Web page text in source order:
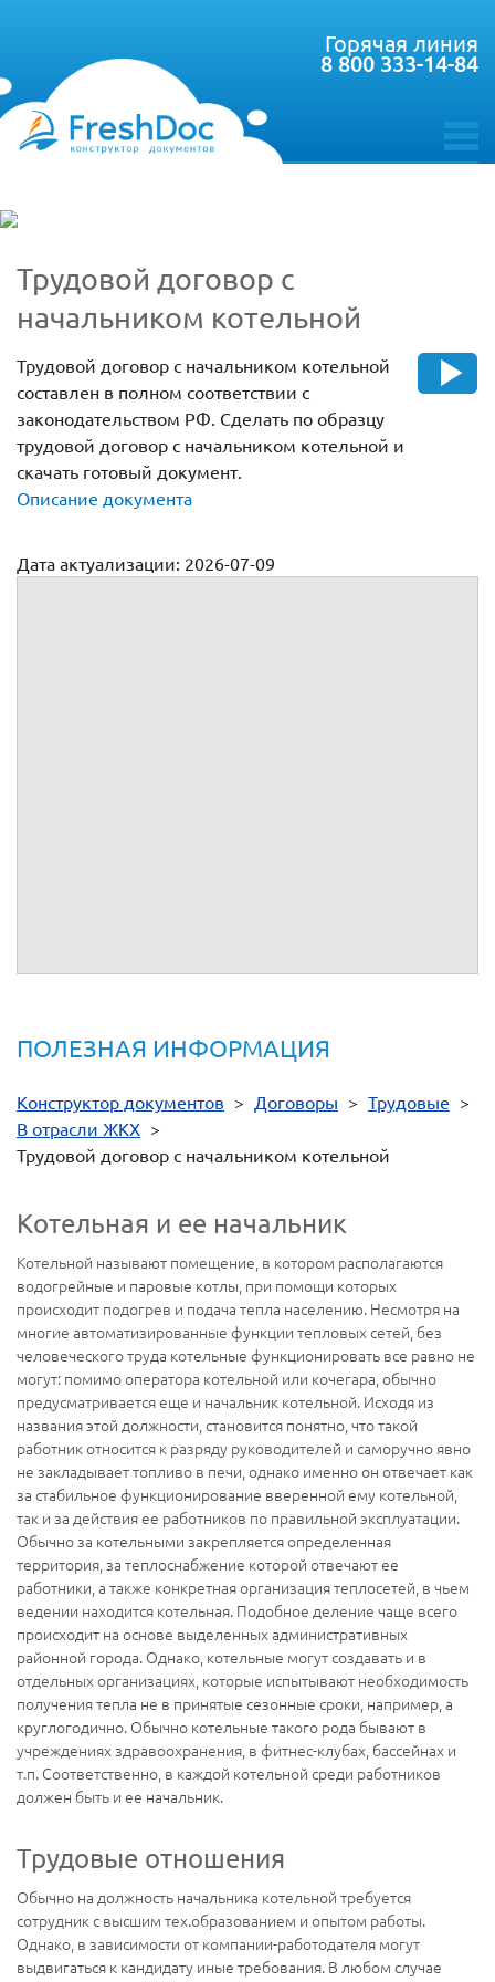
toggle
Горячая линия
8 800 333-14-84
Трудовой договор с
начальником котельной
Трудовой договор с начальником котельной
составлен в полном соответствии с
законодательством РФ. Сделать по образцу
трудовой договор с начальником котельной и
скачать готовый документ.
Описание документа
Дата актуализации: 2026-07-09
ПОЛЕЗНАЯ ИНФОРМАЦИЯ
Конструктор документов > Договоры > Трудовые >
В отрасли ЖКХ >
Трудовой договор с начальником котельной
Котельная и ее начальник
Котельной называют помещение, в котором располагаются
водогрейные и паровые котлы, при помощи которых
происходит подогрев и подача тепла населению. Несмотря на
многие автоматизированные функции тепловых сетей, без
человеческого труда котельные функционировать все равно не
могут: помимо оператора котельной или кочегара, обычно
предусматривается еще и начальник котельной. Исходя из
названия этой должности, становится понятно, что такой
работник относится к разряду руководителей и саморучно явно
не закладывает топливо в печи, однако именно он отвечает как
за стабильное функционирование вверенной ему котельной,
так и за действия ее работников по правильной эксплуатации.
Обычно за котельными закрепляется определенная
территория, за теплоснабжение которой отвечают ее
работники, а также конкретная организация теплосетей, в чьем
ведении находится котельная. Подобное деление чаще всего
происходит на основе выделенных административных
районной города. Однако, котельные могут создавать и в
отдельных организациях, которые испытывают необходимость
получения тепла не в принятые сезонные сроки, например, а
круглогодично. Обычно котельные такого рода бывают в
учреждениях здравоохранения, в фитнес-клубах, бассейнах и
т.п. Соответственно, в каждой котельной среди работников
должен быть и ее начальник.
Трудовые отношения
Обычно на должность начальника котельной требуется
сотрудник с высшим тех.образованием и опытом работы.
Однако, в зависимости от компании-работодателя могут
выдвигаться к кандидату иные требования. В любом случае